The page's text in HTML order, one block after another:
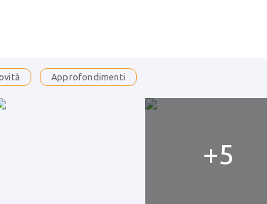
Approfondimenti
+5